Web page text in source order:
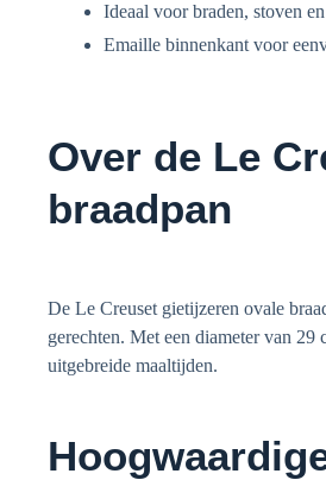
Ideaal voor braden, stoven
Emaille binnenkant voor
Over de Le
braadpan
De Le Creuset gietijzeren ovale
gerechten. Met een diameter van
uitgebreide maaltijden.